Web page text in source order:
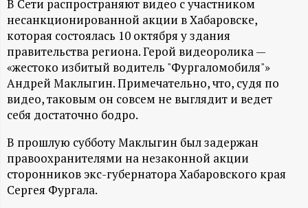
А
Н
-
и
н
ф
В Сети распространяют видео с участником
несанкционированной акции в Хабаровске,
которая состоялась 10 октября у здания
правительства региона. Герой видеоролика —
«жестоко избитый водитель "Фургаломобиля"»
Андрей Маклыгин. Примечательно, что, судя по
видео, таковым он совсем не выглядит и ведет
себя достаточно бодро.
В прошлую субботу Маклыгин был задержан
правоохранителями на незаконной акции
сторонников экс-губернатора Хабаровского края
Сергея Фургала.